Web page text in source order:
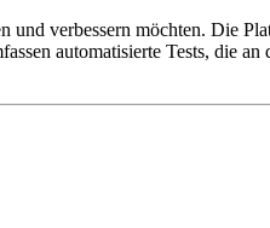
und verbessern möchten. Die
automatisierte Tests, die